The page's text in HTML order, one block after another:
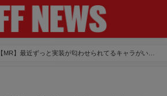
【MR】最近ずっと実装が匂わせられてるキャラがいる